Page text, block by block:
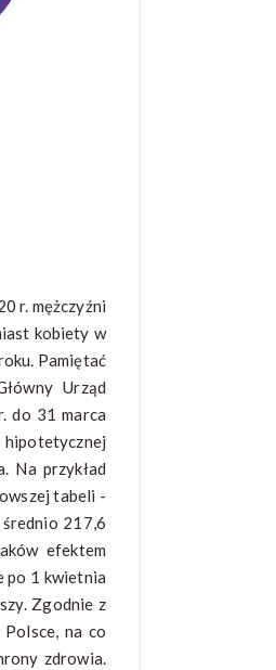
r. mężczyźni
kobiety w
Pamiętać
Urząd
do 31 marca
Na przykład
tabeli -
217,6
efektem
po 1 kwietnia
Zgodnie z
na co
zdrowia.